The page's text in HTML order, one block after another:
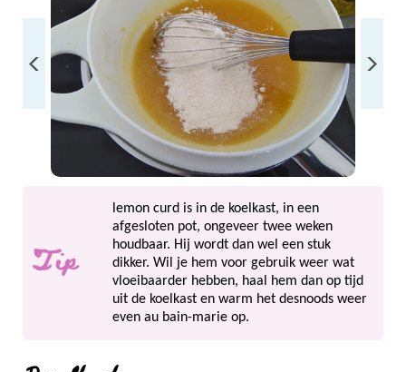
Tip
lemon curd is in de koelkast, in een
afgesloten pot, ongeveer twee weken
houdbaar. Hij wordt dan wel een stuk
dikker. Wil je hem voor gebruik weer wat
vloeibaarder hebben, haal hem dan op tijd
uit de koelkast en warm het desnoods weer
even au bain-marie op.